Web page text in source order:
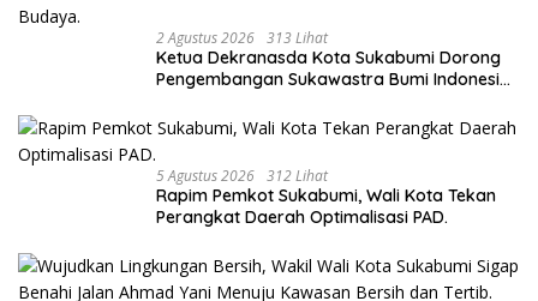
2 Agustus 2026 313 Lihat
Ketua Dekranasda Kota Sukabumi Dorong
Pengembangan Sukawastra Bumi Indonesia,
5 Agustus 2026 312 Lihat
Rapim Pemkot Sukabumi, Wali Kota Tekan
Perangkat Daerah Optimalisasi PAD.